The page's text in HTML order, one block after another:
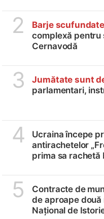
2 Barje
complexă pentru
Cernavodă
3 Jumătate sunt
parlamentari,
4
Ucraina începe
antirachetelor
prima sa rachetă
5
Contracte de
de aproape două
Național de